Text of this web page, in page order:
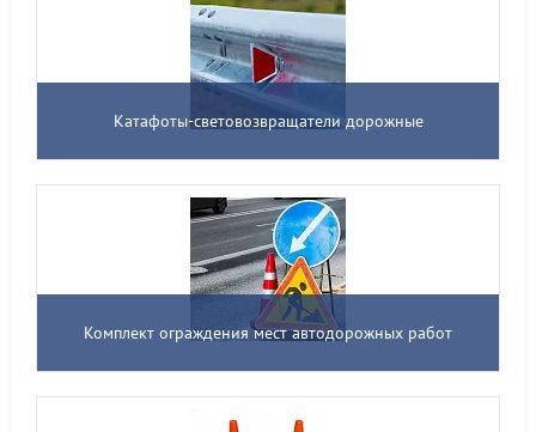
Катафоты-световозвращатели дорожные
Комплект ограждения мест автодорожных работ